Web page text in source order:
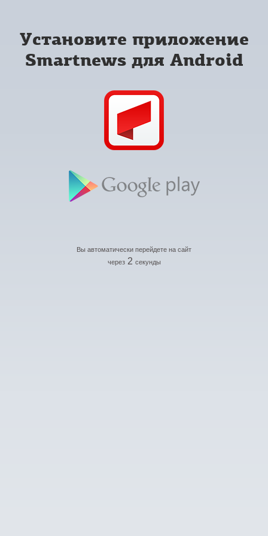
Установите приложение
Smartnews для Android
Вы автоматически перейдете на сайт
через 2 секунды